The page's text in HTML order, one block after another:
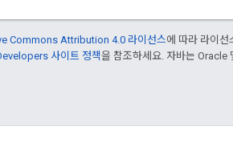
Commons Attribution 4.0 라이선스에 따라 라이선
사이트 정책을 참조하세요. 자바는 Oracle